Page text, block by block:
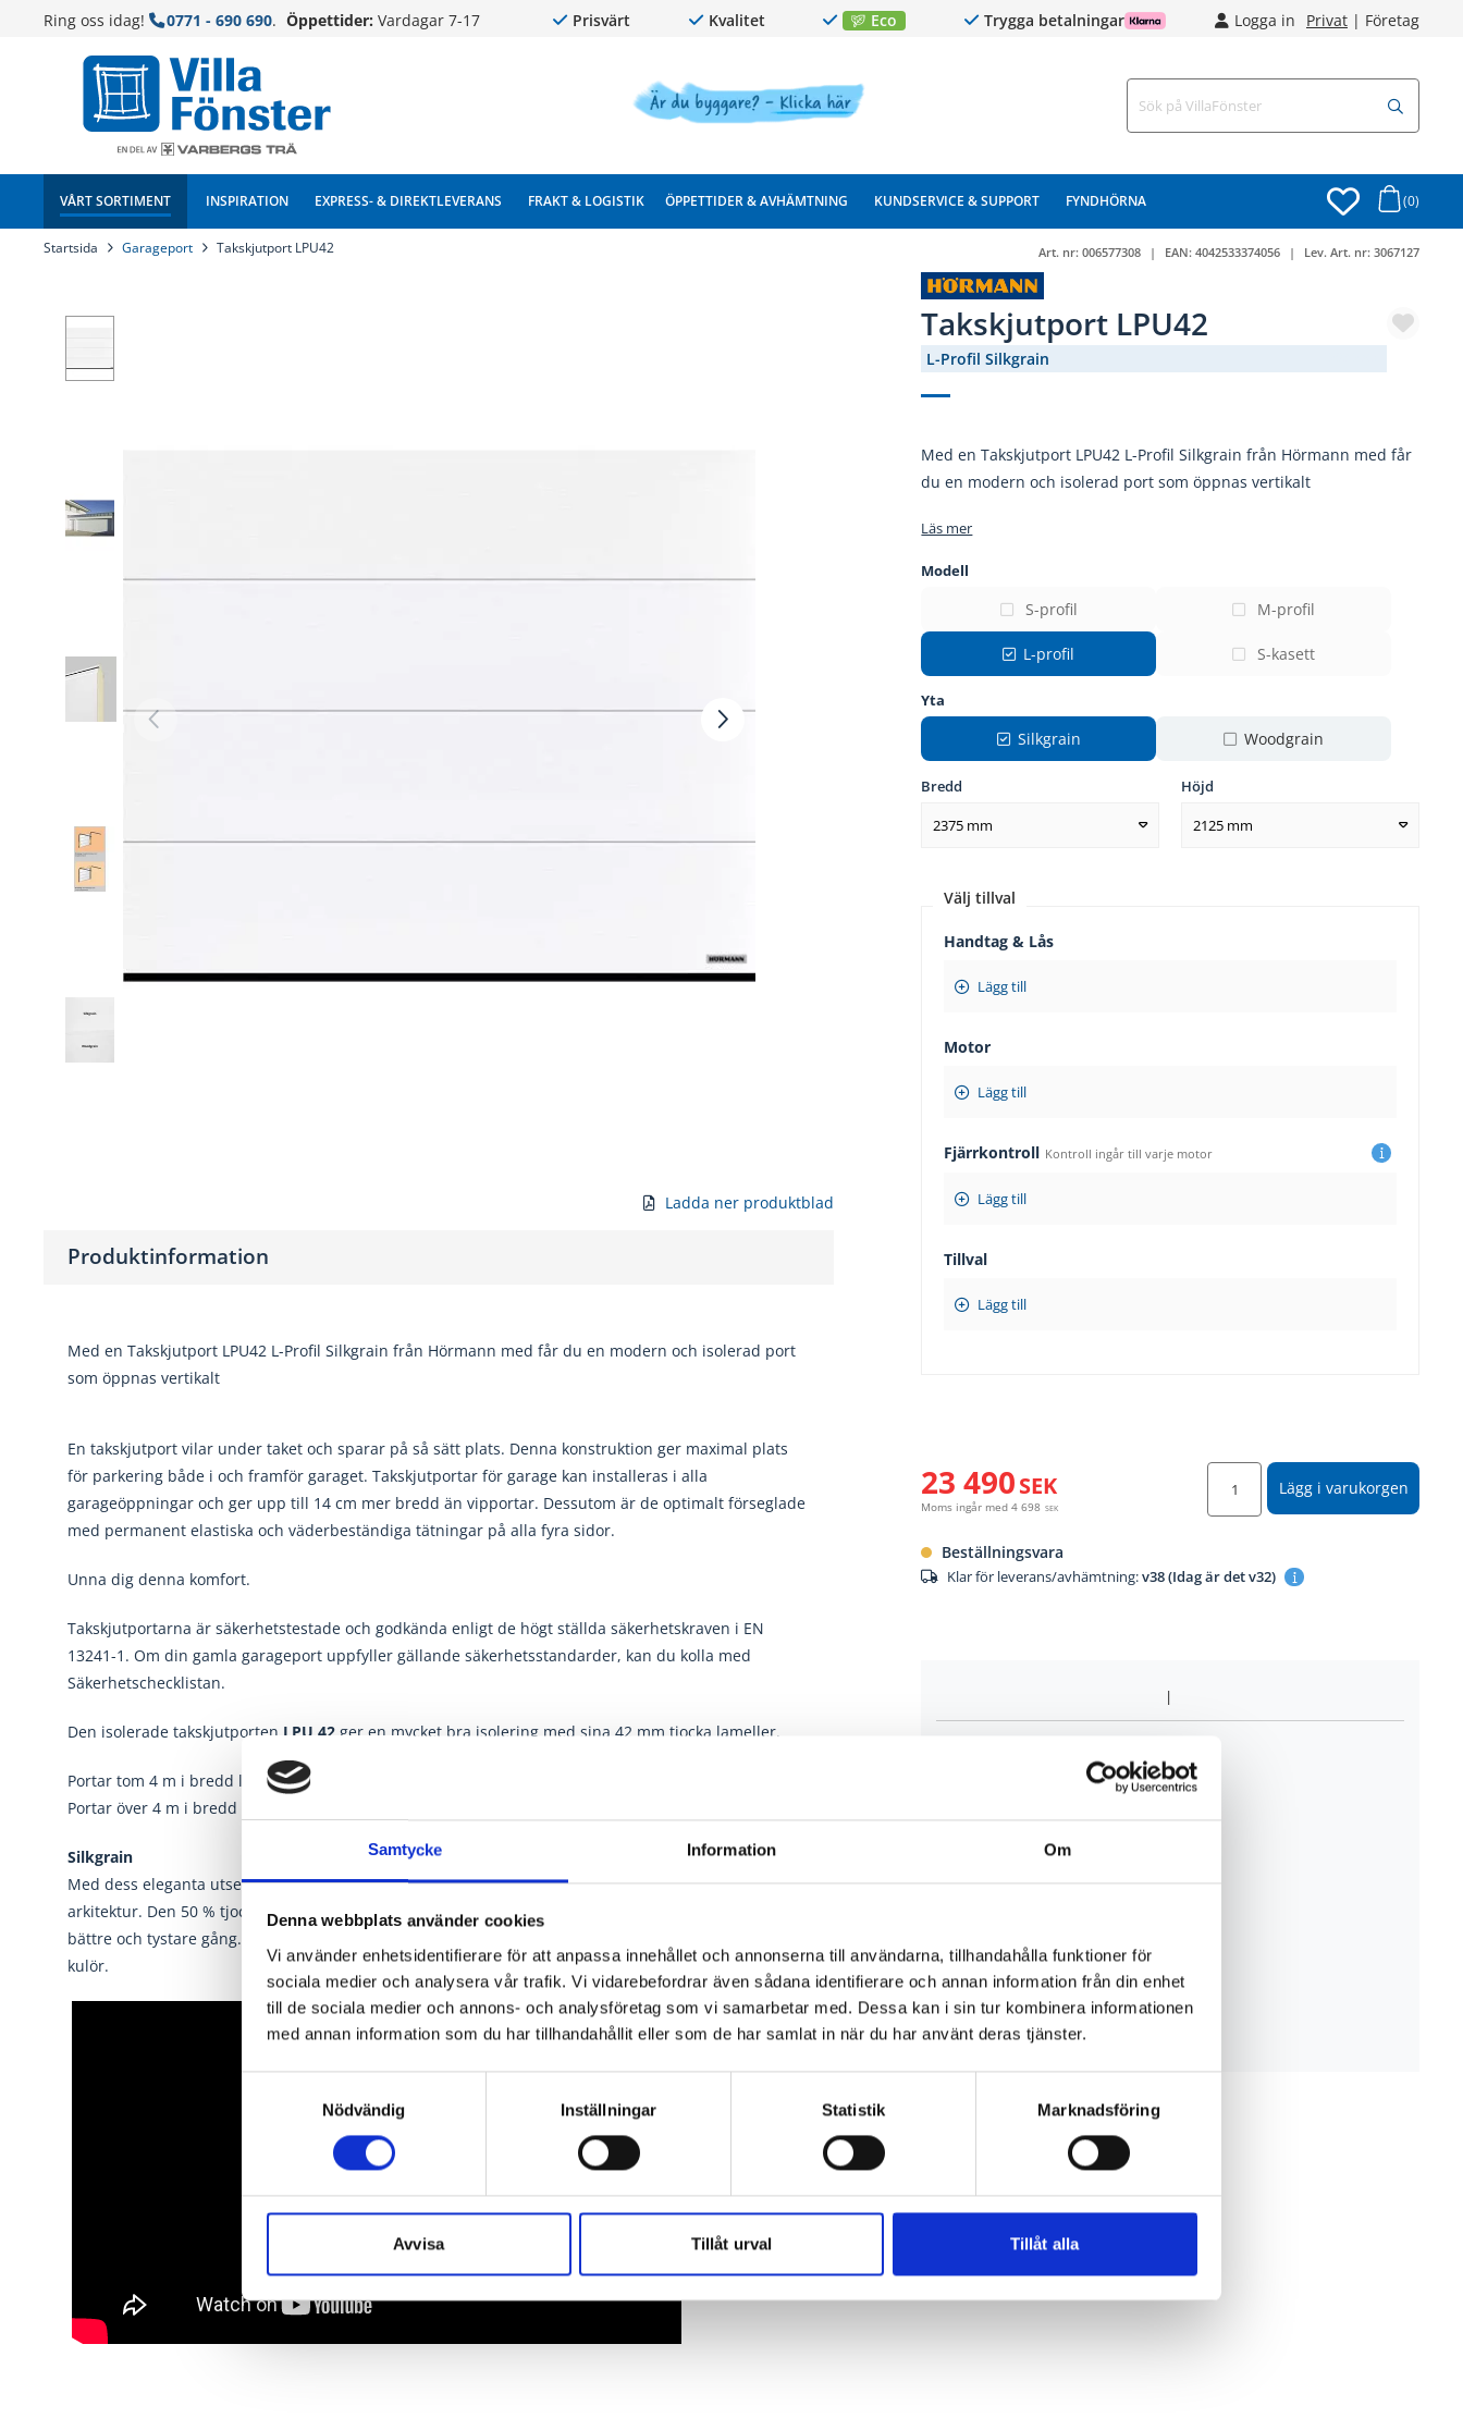
Samtycke Information Om
Denna webbplats använder cookies
Vi använder enhetsidentifierare för att anpassa innehållet och annonserna till användarna, tillhandahålla funktioner för
sociala medier och analysera vår trafik. Vi vidarebefordrar även sådana identifierare och annan information från din enhet
till de sociala medier och annons- och analysföretag som vi samarbetar med. Dessa kan i sin tur kombinera informationen
med annan information som du har tillhandahållit eller som de har samlat in när du har använt deras tjänster.
Nödvändig
Inställningar Statistik Marknadsföring
Avvisa Tillåt urval Tillåt alla
Ring oss idag! 0771 - 690 690. Öppettider: Vardagar 7-17 Prisvärt Kvalitet Eco Trygga betalningar Logga in Privat| Företag
VÅRT SORTIMENT INSPIRATION EXPRESS- & DIREKTLEVERANS FRAKT & LOGISTIK ÖPPETTIDER & AVHÄMTNING KUNDSERVICE & SUPPORT FYNDHÖRNA (0)
Startsida Garageport Takskjutport LPU42 Art. nr: 006577308 EAN: 4042533374056 Lev. Art. nr: 3067127
Takskjutport LPU42
L-Profil Silkgrain
Med en Takskjutport LPU42 L-Profil Silkgrain från Hörmann med får
du en modern och isolerad port som öppnas vertikalt
Läs mer
Modell
S-profil M-profil
L-profil S-kasett
Yta
Silkgrain Woodgrain
Bredd
2375 mm
Höjd
2125 mm
Välj tillval
Handtag & Lås
Lägg till
Motor
Lägg till
Fjärrkontroll Kontroll ingår till varje motor
Lägg till
Tillval
Lägg till
Lägg i varukorgen
23 490SEK
Moms ingår med4 698 SEK
Beställningsvara
Klar för leverans/avhämtning:v38 (Idag är det v32)
Ladda ner produktblad
Produktinformation
Med en Takskjutport LPU42 L-Profil Silkgrain från Hörmann med får du en modern och isolerad port
som öppnas vertikalt
En takskjutport vilar under taket och sparar på så sätt plats. Denna konstruktion ger maximal plats
för parkering både i och framför garaget. Takskjutportar för garage kan installeras i alla
garageöppningar och ger upp till 14 cm mer bredd än vipportar. Dessutom är de optimalt förseglade
med permanent elastiska och väderbeständiga tätningar på alla fyra sidor.
Unna dig denna komfort.
Takskjutportarna är säkerhetstestade och godkända enligt de högt ställda säkerhetskraven i EN
13241-1. Om din gamla garageport uppfyller gällande säkerhetsstandarder, kan du kolla med
Säkerhetschecklistan.
Den isolerade takskjutporten LPU 42ger en mycket bra isolering med sina 42 mm tjocka lameller.
Portar tom 4 m i bredd levereras med
Portar över 4 m i bredd levereras med
Silkgrain
Med dess eleganta utseende är den silkeslena Silkgrain-ytan det självklara alternativet för modern
arkitektur. Den 50 % tjockare ytterplåten förbättrar stabiliteten på sektionerna och ger en ännu
bättre och tystare gång. Denna yta finns i trafikvitt RAL 9016, i 15 standardfärger eller i valfri RAL-
kulör.